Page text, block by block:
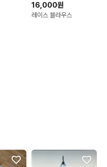
16,000원
레이스 블라우스